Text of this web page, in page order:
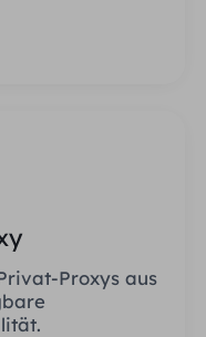
Proxys aus